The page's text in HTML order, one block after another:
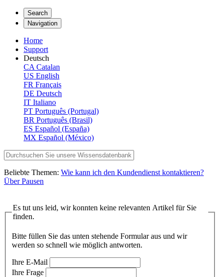
Search
Navigation
Home
Support
Deutsch
CA Catalan
US English
FR Français
DE Deutsch
IT Italiano
PT Português (Portugal)
BR Português (Brasil)
ES Español (España)
MX Español (México)
Beliebte Themen: Wie kann ich den Kundendienst kontaktieren?
Über Pausen
Es tut uns leid, wir konnten keine relevanten Artikel für Sie
finden.
Bitte füllen Sie das unten stehende Formular aus und wir
werden so schnell wie möglich antworten.
Ihre E-Mail
Ihre Frage